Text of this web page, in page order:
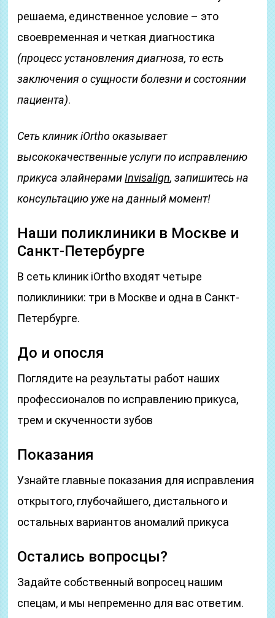
решаема, единственное условие – это
своевременная и четкая диагностика
(процесс установления диагноза, то есть
заключения о сущности болезни и состоянии
пациента).
Сеть клиник iOrtho оказывает
высококачественные услуги по исправлению
прикуса элайнерами Invisalign, запишитесь на
консультацию уже на данный момент!
Наши поликлиники в Москве и
Санкт-Петербурге
В сеть клиник iOrtho входят четыре
поликлиники: три в Москве и одна в Санкт-
Петербурге.
До и опосля
Поглядите на результаты работ наших
профессионалов по исправлению прикуса,
трем и скученности зубов
Показания
Узнайте главные показания для исправления
открытого, глубочайшего, дистального и
остальных вариантов аномалий прикуса
Остались вопросцы?
Задайте собственный вопросец нашим
спецам, и мы непременно для вас ответим.